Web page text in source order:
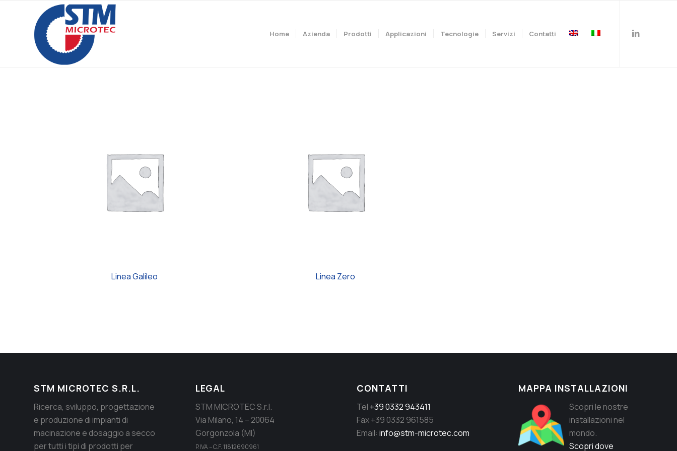
Home Azienda Prodotti Applicazioni Tecnologie Servizi Contatti
Linea Galileo Linea Zero
STM MICROTEC S.R.L.
Ricerca, sviluppo, progettazione
e produzione di impianti di
macinazione e dosaggio a secco
per tutti i tipi di prodotti per
LEGAL
STM MICROTEC S.r.l.
Via Milano, 14 – 20064
Gorgonzola (MI)
P.IVA – C.F. 11812690961
CONTATTI
Tel +39 0332 943411
Fax +39 0332 961585
Email:info@stm-microtec.com
MAPPA INSTALLAZIONI
Scopri le nostre
installazioni nel
mondo.
Scopri dove